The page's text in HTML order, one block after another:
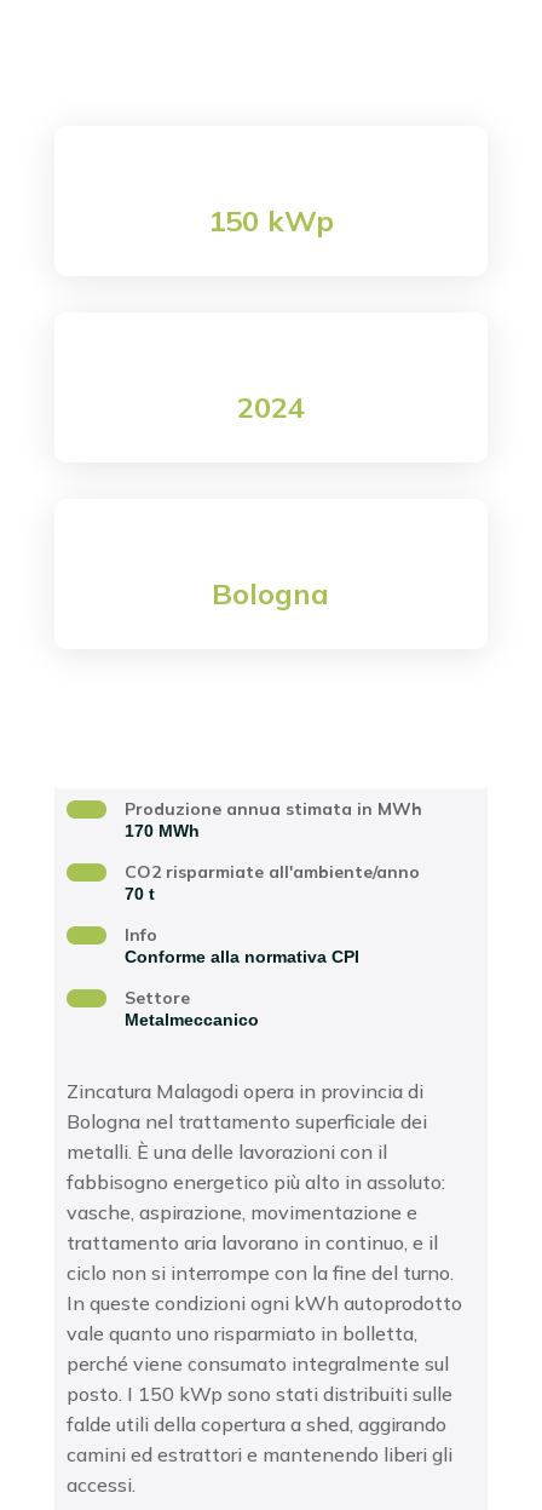
150 kWp
2024
Bologna
Produzione annua stimata in MWh
170 MWh
CO2 risparmiate all'ambiente/anno
70 t
Info
Conforme alla normativa CPI
Settore
Metalmeccanico
Zincatura Malagodi opera in provincia di
Bologna nel trattamento superficiale dei
metalli. È una delle lavorazioni con il
fabbisogno energetico più alto in assoluto:
vasche, aspirazione, movimentazione e
trattamento aria lavorano in continuo, e il
ciclo non si interrompe con la fine del turno.
In queste condizioni ogni kWh autoprodotto
vale quanto uno risparmiato in bolletta,
perché viene consumato integralmente sul
posto. I 150 kWp sono stati distribuiti sulle
falde utili della copertura a shed, aggirando
camini ed estrattori e mantenendo liberi gli
accessi.